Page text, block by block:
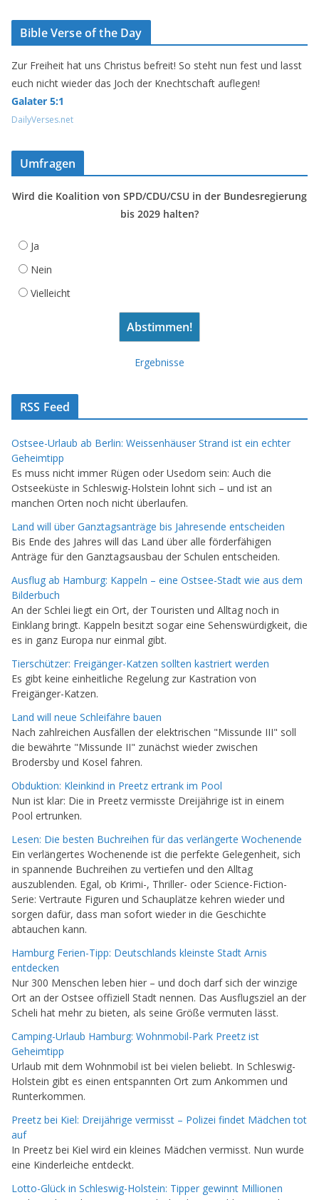
Bible Verse of the Day
Zur Freiheit hat uns Christus befreit! So steht nun fest und lasst
euch nicht wieder das Joch der Knechtschaft auflegen!
Galater 5:1
DailyVerses.net
Umfragen
Wird die Koalition von SPD/CDU/CSU in der Bundesregierung
bis 2029 halten?
Ja
Nein
Vielleicht
Ergebnisse
RSS Feed
Ostsee-Urlaub ab Berlin: Weissenhäuser Strand ist ein echter
Geheimtipp
Es muss nicht immer Rügen oder Usedom sein: Auch die
Ostseeküste in Schleswig-Holstein lohnt sich – und ist an
manchen Orten noch nicht überlaufen.
Land will über Ganztagsanträge bis Jahresende entscheiden
Bis Ende des Jahres will das Land über alle förderfähigen
Anträge für den Ganztagsausbau der Schulen entscheiden.
Ausflug ab Hamburg: Kappeln – eine Ostsee-Stadt wie aus dem
Bilderbuch
An der Schlei liegt ein Ort, der Touristen und Alltag noch in
Einklang bringt. Kappeln besitzt sogar eine Sehenswürdigkeit, die
es in ganz Europa nur einmal gibt.
Tierschützer: Freigänger-Katzen sollten kastriert werden
Es gibt keine einheitliche Regelung zur Kastration von
Freigänger-Katzen.
Land will neue Schleifähre bauen
Nach zahlreichen Ausfällen der elektrischen "Missunde III" soll
die bewährte "Missunde II" zunächst wieder zwischen
Brodersby und Kosel fahren.
Obduktion: Kleinkind in Preetz ertrank im Pool
Nun ist klar: Die in Preetz vermisste Dreijährige ist in einem
Pool ertrunken.
Lesen: Die besten Buchreihen für das verlängerte Wochenende
Ein verlängertes Wochenende ist die perfekte Gelegenheit, sich
in spannende Buchreihen zu vertiefen und den Alltag
auszublenden. Egal, ob Krimi-, Thriller- oder Science-Fiction-
Serie: Vertraute Figuren und Schauplätze kehren wieder und
sorgen dafür, dass man sofort wieder in die Geschichte
abtauchen kann.
Hamburg Ferien-Tipp: Deutschlands kleinste Stadt Arnis
entdecken
Nur 300 Menschen leben hier – und doch darf sich der winzige
Ort an der Ostsee offiziell Stadt nennen. Das Ausflugsziel an der
Scheli hat mehr zu bieten, als seine Größe vermuten lässt.
Camping-Urlaub Hamburg: Wohnmobil-Park Preetz ist
Geheimtipp
Urlaub mit dem Wohnmobil ist bei vielen beliebt. In Schleswig-
Holstein gibt es einen entspannten Ort zum Ankommen und
Runterkommen.
Preetz bei Kiel: Dreijährige vermisst – Polizei findet Mädchen tot
auf
In Preetz bei Kiel wird ein kleines Mädchen vermisst. Nun wurde
eine Kinderleiche entdeckt.
Lotto-Glück in Schleswig-Holstein: Tipper gewinnt Millionen